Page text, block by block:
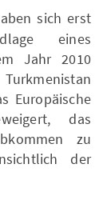
sich erst
eines
Jahr 2010
Europäische
das
zu
der